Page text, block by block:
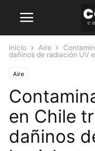
Inicio Aire
dañinos de radiación UV
Aire
en Chile
dañinos